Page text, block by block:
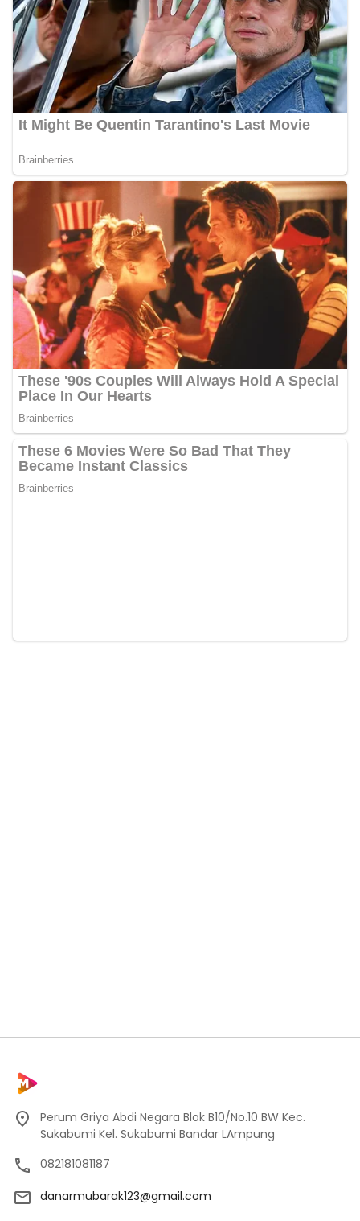
Perum Griya Abdi Negara Blok B10/No.10 BW Kec.
Sukabumi Kel. Sukabumi Bandar LAmpung
082181081187
danarmubarak123@gmail.com